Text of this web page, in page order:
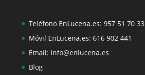
Teléfono EnLucena.es: 957 51 70 33
Móvil EnLucena.es: 616 902 441
Email: info@enlucena.es
Blog